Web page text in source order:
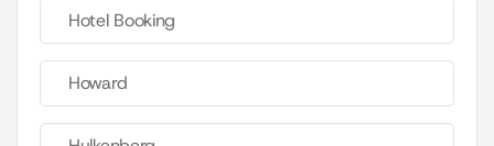
Hotel Booking
Howard